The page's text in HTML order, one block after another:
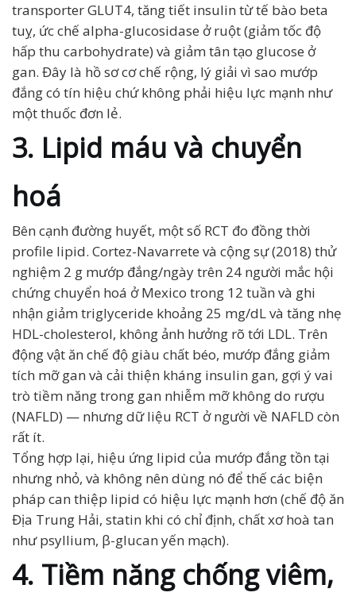
transporter GLUT4, tăng tiết insulin từ tế bào beta
tuỵ, ức chế alpha-glucosidase ở ruột (giảm tốc độ
hấp thu carbohydrate) và giảm tân tạo glucose ở
gan. Đây là hồ sơ cơ chế rộng, lý giải vì sao mướp
đắng có tín hiệu chứ không phải hiệu lực mạnh như
một thuốc đơn lẻ.
3. Lipid máu và chuyển
hoá
Bên cạnh đường huyết, một số RCT đo đồng thời
profile lipid. Cortez-Navarrete và cộng sự (2018) thử
nghiệm 2 g mướp đắng/ngày trên 24 người mắc hội
chứng chuyển hoá ở Mexico trong 12 tuần và ghi
nhận giảm triglyceride khoảng 25 mg/dL và tăng nhẹ
HDL-cholesterol, không ảnh hưởng rõ tới LDL. Trên
động vật ăn chế độ giàu chất béo, mướp đắng giảm
tích mỡ gan và cải thiện kháng insulin gan, gợi ý vai
trò tiềm năng trong gan nhiễm mỡ không do rượu
(NAFLD) — nhưng dữ liệu RCT ở người về NAFLD còn
rất ít.
Tổng hợp lại, hiệu ứng lipid của mướp đắng tồn tại
nhưng nhỏ, và không nên dùng nó để thế các biện
pháp can thiệp lipid có hiệu lực mạnh hơn (chế độ ăn
Địa Trung Hải, statin khi có chỉ định, chất xơ hoà tan
như psyllium, β-glucan yến mạch).
4. Tiềm năng chống viêm,